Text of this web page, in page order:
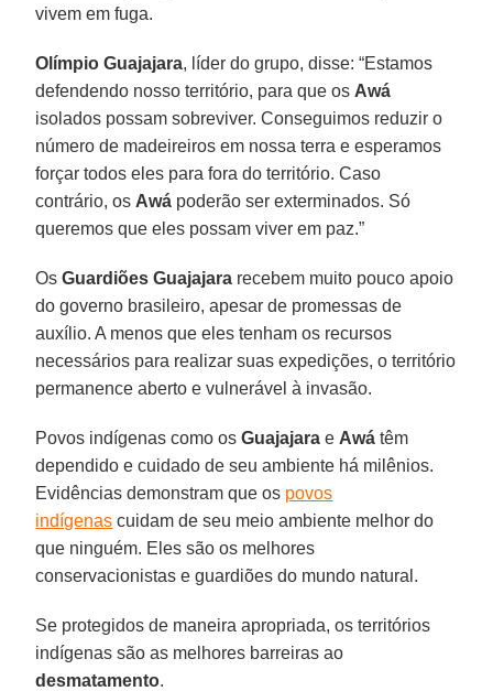
vivem em fuga.
Olímpio Guajajara, líder do grupo, disse: “Estamos
defendendo nosso território, para que os Awá
isolados possam sobreviver. Conseguimos reduzir o
número de madeireiros em nossa terra e esperamos
forçar todos eles para fora do território. Caso
contrário, os Awá poderão ser exterminados. Só
queremos que eles possam viver em paz.”
OsGuardiões Guajajara recebem muito pouco apoio
do governo brasileiro, apesar de promessas de
auxílio. A menos que eles tenham os recursos
necessários para realizar suas expedições, o território
permanence aberto e vulnerável à invasão.
Povos indígenas como osGuajajara e Awá têm
dependido e cuidado de seu ambiente há milênios.
Evidências demonstram que os povos
indígenas cuidam de seu meio ambiente melhor do
que ninguém. Eles são os melhores
conservacionistas e guardiões do mundo natural.
Se protegidos de maneira apropriada, os territórios
indígenas são as melhores barreiras ao
desmatamento.